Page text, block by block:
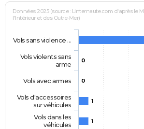
Données 2025 (source : Linternaute.com d'après le
l'Intérieur et des Outre-Mer)
0
0
1
1
Vols sans violence …
Vols violents sans
arme
Vols avec armes
Vols d'accessoires
sur véhicules
Vols dans les
véhicules